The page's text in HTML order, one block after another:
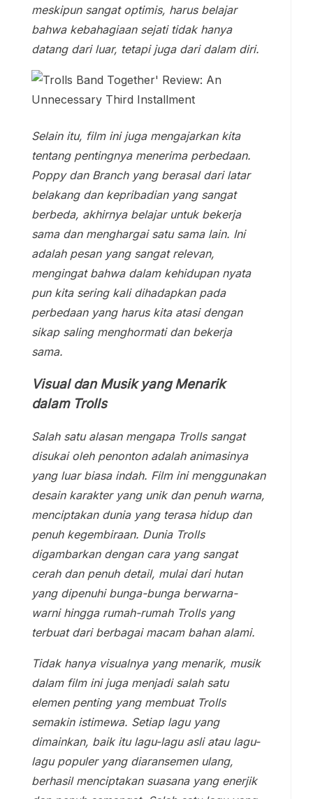
meskipun sangat optimis, harus belajar
bahwa kebahagiaan sejati tidak hanya
datang dari luar, tetapi juga dari dalam diri.
Selain itu, film ini juga mengajarkan kita
tentang pentingnya menerima perbedaan.
Poppy dan Branch yang berasal dari latar
belakang dan kepribadian yang sangat
berbeda, akhirnya belajar untuk bekerja
sama dan menghargai satu sama lain. Ini
adalah pesan yang sangat relevan,
mengingat bahwa dalam kehidupan nyata
pun kita sering kali dihadapkan pada
perbedaan yang harus kita atasi dengan
sikap saling menghormati dan bekerja
sama.
Visual dan Musik yang Menarik
dalam Trolls
Salah satu alasan mengapa Trolls sangat
disukai oleh penonton adalah animasinya
yang luar biasa indah. Film ini menggunakan
desain karakter yang unik dan penuh warna,
menciptakan dunia yang terasa hidup dan
penuh kegembiraan. Dunia Trolls
digambarkan dengan cara yang sangat
cerah dan penuh detail, mulai dari hutan
yang dipenuhi bunga-bunga berwarna-
warni hingga rumah-rumah Trolls yang
terbuat dari berbagai macam bahan alami.
Tidak hanya visualnya yang menarik, musik
dalam film ini juga menjadi salah satu
elemen penting yang membuat Trolls
semakin istimewa. Setiap lagu yang
dimainkan, baik itu lagu-lagu asli atau lagu-
lagu populer yang diaransemen ulang,
berhasil menciptakan suasana yang enerjik